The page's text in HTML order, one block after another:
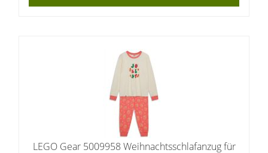
LEGO Gear 5009958 Weihnachtsschlafanzug für